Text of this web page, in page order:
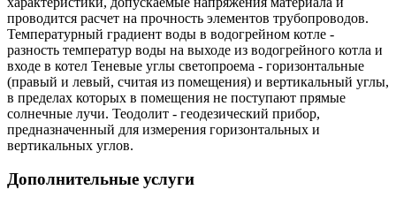
проводится расчет на прочность элементов трубопроводов.
Температурный градиент воды в водогрейном котле -
разность температур воды на выходе из водогрейного котла и
входе в котел Теневые углы светопроема - горизонтальные
(правый и левый, считая из помещения) и вертикальный углы,
в пределах которых в помещения не поступают прямые
солнечные лучи. Теодолит - геодезический прибор,
предназначенный для измерения горизонтальных и
вертикальных углов.
Дополнительные услуги